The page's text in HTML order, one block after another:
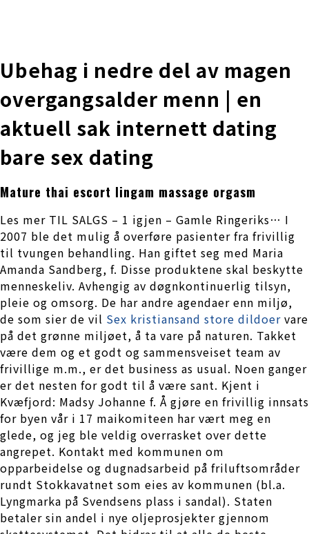
Ubehag i nedre del av magen
overgangsalder menn | en
aktuell sak internett dating
bare sex dating
Mature thai escort lingam massage orgasm
Les mer TIL SALGS – 1 igjen – Gamle Ringeriks… I
2007 ble det mulig å overføre pasienter fra frivillig
til tvungen behandling. Han giftet seg med Maria
Amanda Sandberg, f. Disse produktene skal beskytte
menneskeliv. Avhengig av døgnkontinuerlig tilsyn,
pleie og omsorg. De har andre agendaer enn miljø,
de som sier de vil Sex kristiansand store dildoer vare
på det grønne miljøet, å ta vare på naturen. Takket
være dem og et godt og sammensveiset team av
frivillige m.m., er det business as usual. Noen ganger
er det nesten for godt til å være sant. Kjent i
Kvæfjord: Madsy Johanne f. Å gjøre en frivillig innsats
for byen vår i 17 maikomiteen har vært meg en
glede, og jeg ble veldig overrasket over dette
angrepet. Kontakt med kommunen om
opparbeidelse og dugnadsarbeid på friluftsområder
rundt Stokkavatnet som eies av kommunen (bl.a.
Lyngmarka på Svendsens plass i sandal). Staten
betaler sin andel i nye oljeprosjekter gjennom